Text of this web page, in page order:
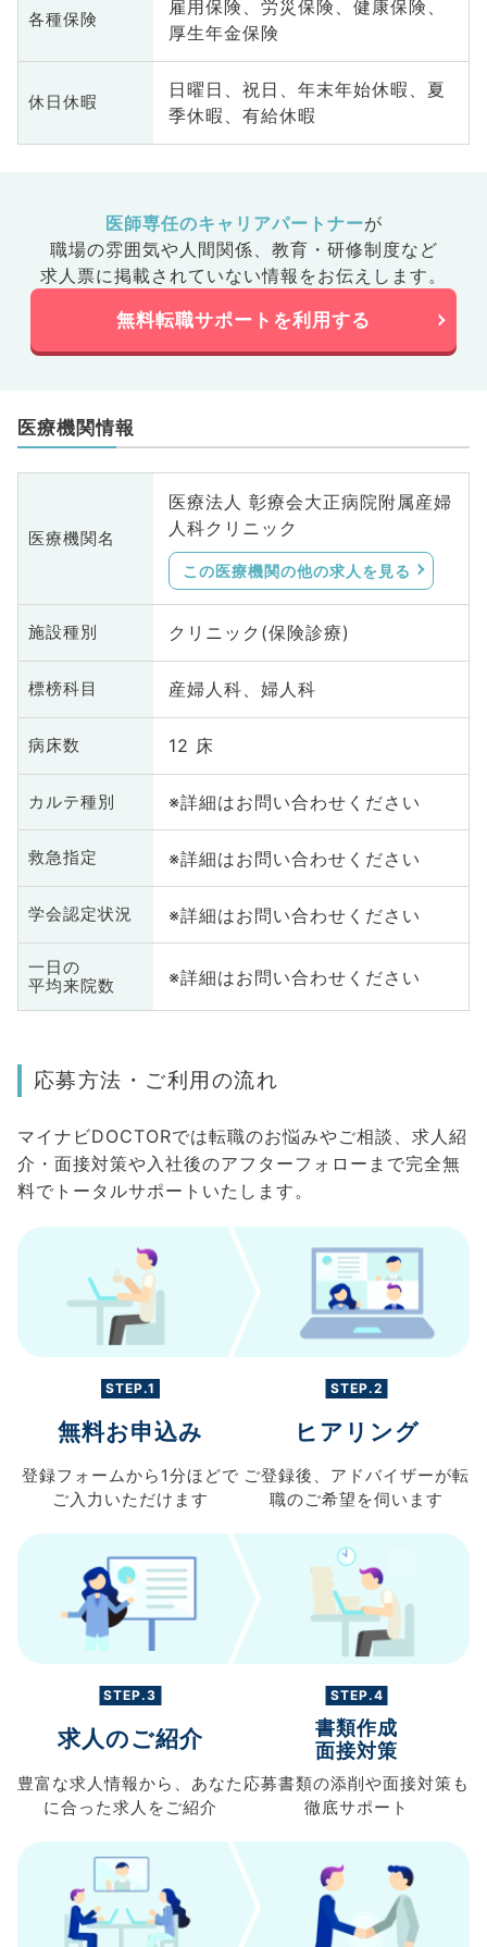
各種保険
雇用保険、労災保険、健康保険、
厚生年金保険
休日休暇
日曜日、祝日、年末年始休暇、夏
季休暇、有給休暇
医師専任のキャリアパートナーが
職場の雰囲気や人間関係、 教育・研修制度など
求人票に掲載されていない情報をお伝えします。
無料転職サポートを利用する
医療機関情報
医療機関名
医療法人 彰療会大正病院附属産婦
人科クリニック
この医療機関の他の求人を見る
施設種別 クリニック(保険診療)
標榜科目 産婦人科、婦人科
病床数 12 床
カルテ種別 ※詳細はお問い合わせください
救急指定 ※詳細はお問い合わせください
学会認定状況 ※詳細はお問い合わせください
一日の
平均来院数
※詳細はお問い合わせください
応募方法・ご利用の流れ
マイナビDOCTORでは転職のお悩みやご相談、求人紹
介・面接対策や入社後のアフターフォローまで完全無
料でトータルサポートいたします。
STEP.1
無料お申込み
登録フォームから 1分ほどで
ご入力 いただけます
STEP.2
ヒアリング
ご登録後、 アドバイザーが転
職のご希望を伺います
STEP.3
求人のご紹介
豊富な求人情報から、 あなた
に合った求人を ご紹介
STEP.4
書類作成
面接対策
応募書類の添削や面接対策も
徹底サポート